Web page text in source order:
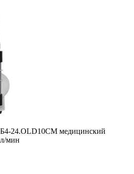
24.OLD10СМ медицинский
мин